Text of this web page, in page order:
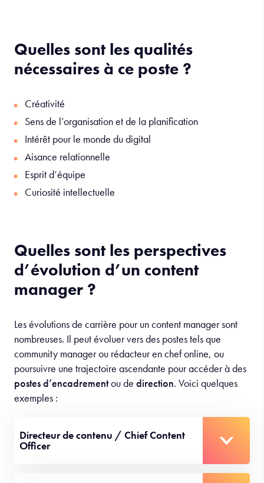
Quelles sont les qualités
nécessaires à ce poste ?
Créativité
Sens de l’organisation et de la planification
Intérêt pour le monde du digital
Aisance relationnelle
Esprit d’équipe
Curiosité intellectuelle
Quelles sont les perspectives
d’évolution d’un content
manager ?
Les évolutions de carrière pour un content manager sont
nombreuses. Il peut évoluer vers des postes tels que
community manager ou rédacteur en chef online, ou
poursuivre une trajectoire ascendante pour accéder à des
postes d’encadrementou de direction. Voici quelques
exemples :
Directeur de contenu / Chief Content
Officer